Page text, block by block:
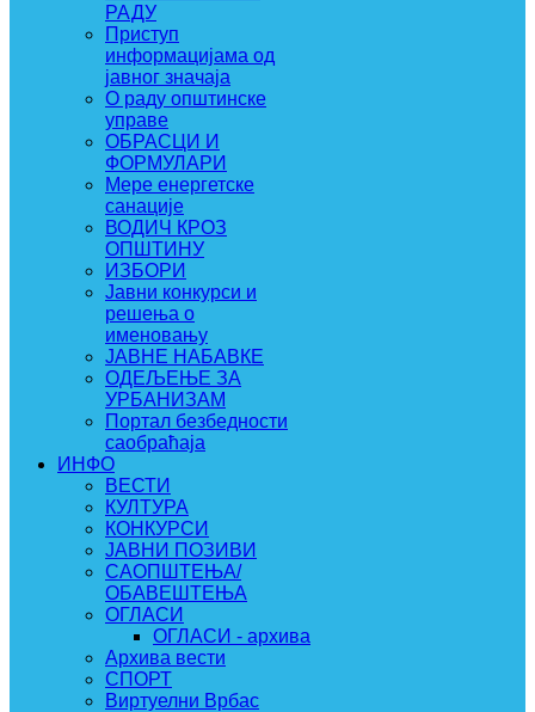
РАДУ
Приступ
информацијама од
јавног значаја
О раду општинске
управе
ОБРАСЦИ И
ФОРМУЛАРИ
Мере енергетске
санације
ВОДИЧ КРОЗ
ОПШТИНУ
ИЗБОРИ
Јавни конкурси и
решења о
именовању
ЈАВНЕ НАБАВКЕ
ОДЕЉЕЊЕ ЗА
УРБАНИЗАМ
Портал безбедности
саобраћаја
ИНФО
ВЕСТИ
КУЛТУРА
КОНКУРСИ
ЈАВНИ ПОЗИВИ
САОПШТЕЊА/
ОБАВЕШТЕЊА
ОГЛАСИ
ОГЛАСИ - архива
Архива вести
СПОРТ
Виртуелни Врбас